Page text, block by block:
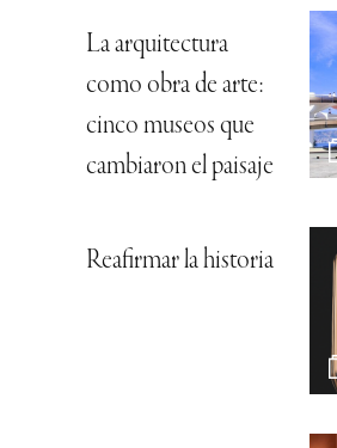
La arquitectura
como obra de arte:
cinco museos que
cambiaron el paisaje
Reafirmar la historia